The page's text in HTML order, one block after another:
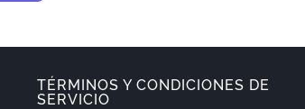
TÉRMINOS Y CONDICIONES DE
SERVICIO